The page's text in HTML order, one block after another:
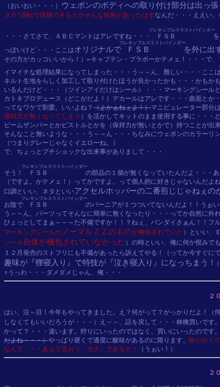
（おいおい・・・）
ウェポンのボディへの取り付け部分は出っ
９０°回転で収納できるとかそんな技術があったはずなんだ・・・ええい
・・・さてさて、ＡＢＣマントはアレですね・・・ ＦＳＢ
フレキシブルスラストバインダー
っぽいけど・・・ここはオリジナルで ＦＳＢ
フレキシブルスラストバインダー
を外に出
その方がカッコいいから！）←キャプテン・ブラボーかテメェ！・・・で
イマイチな処理結果になってしまった・・・う～～ん、難しい・・・ここ
キルト生地をらしく加工して取り付けたほうが良かったかも・・・かもか
いるんだけど・・・（ツインアイだけはシール）・・・マーキングシール
カトキプロデュース（どこがだよ！）デカールはアレです・・・曲面とか
ってなワケで割愛。いいよね？ （よかぁねぇよ！）マニピュレーター部分
保持力が無くなってしまう ）を活かしてキットのまま使用する事に・・・
ビームザンバーとかピストルとかを（保持力が無いとかで）持つことが出
そんなこと無いような・・・う～～ん・・・ちなみにウェポンのカラーリ
（つまりグレーじゃなくイエローね。）
で、ちょっとプチショックな出来事がありまして・・・
そう！ ＦＳＢ
フレキシブルスラストバインダー
の部品の１個が無くなっていたんだよ・・・
（ですよ。かテメェ！）ってかですよ。って個人的に好きじゃないんだよ
口調といい、ネタといいアクセルホッパーの二番煎じじゃねぇの
お陰で ＦＳＢ
フレキシブルスラストバインダー
のバーニアが１つついてないんだよ！！うぉ
う～～ん、パーツってそんなに簡単に無くなったり・・・ってか自然に外
ひょっとしてまぁ～～～た不備ですか！！？ねぇ、バンダイさぁん！！フ
マーキングシールが ノーマルＺＺのものが梱包されていた ）といい、
シール自体が梱包されていなかった ）の時といい、俺に何か恨みで
１２月発売のストフリにも不備があったら訴えてやる！（ってか今すぐに
趣味が『狸寝入り』で特技が『泣き寝入り』になっちまう！
２
はい、注～目！今年もやってきました。え？何がって？がっかりだよ！（
しなくてもいいだろうが・・・）え～～、話を戻して・・・林檎買いです
かって？・・・違います。狩りにいったのではなく、買いにいったのです
だよね・・・）やっぱり硬くで適度に酸味があるのに限ります。 軟らかく
なんて・・・あえて言おう『カス』であると！
２